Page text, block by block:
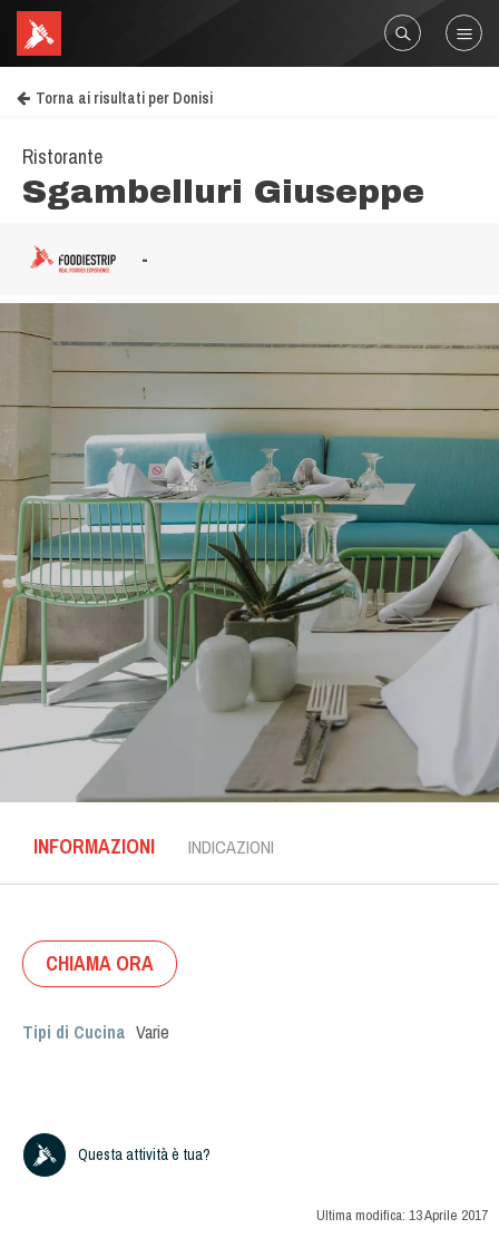
Torna ai risultati per Donisi
Ristorante
Sgambelluri Giuseppe
-
INFORMAZIONI INDICAZIONI
CHIAMA ORA
Tipi di Cucina Varie
Questa attività è tua?
Ultima modifica: 13 Aprile 2017